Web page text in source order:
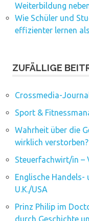
Weiterbildung
Wie Schüler und
effizienter lernen
ZUFÄLLIGE
Crossmedia-
Sport &
Wahrheit über die
wirklich verstorben?
Steuerfachwirt/in –
Englische
U.K./USA
Prinz Philip im
durch Geschichte